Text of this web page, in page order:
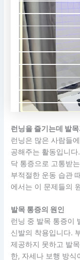
런닝을 즐기는데 발
런닝은 많은 사람들
공해주는 활동입니
닥 통증으로 고통받
부적절한 운동 습관
에서는 이 문제들의
발목 통증의 원인
런닝 중 발목 통증이
신발의 착용입니다.
제공하지 못하고 발
한, 자세나 보행 방식